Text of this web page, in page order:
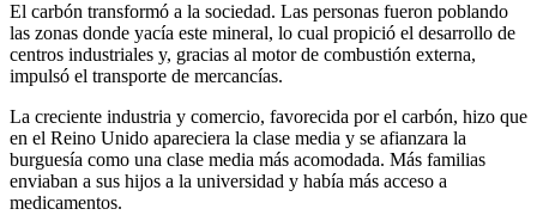
El carbón transformó a la sociedad. Las personas fueron poblando
las zonas donde yacía este mineral, lo cual propició el desarrollo de
centros industriales y, gracias al motor de combustión externa,
impulsó el transporte de mercancías.
La creciente industria y comercio, favorecida por el carbón, hizo que
en el Reino Unido apareciera la clase media y se afianzara la
burguesía como una clase media más acomodada. Más familias
enviaban a sus hijos a la universidad y había más acceso a
medicamentos.